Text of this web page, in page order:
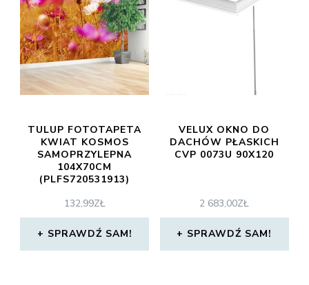
TULUP FOTOTAPETA
KWIAT KOSMOS
SAMOPRZYLEPNA
104X70CM
(PLFS720531913)
132,99ZŁ
SPRAWDŹ SAM!
VELUX OKNO DO
DACHÓW PŁASKICH
CVP 0073U 90X120
2 683,00ZŁ
SPRAWDŹ SAM!